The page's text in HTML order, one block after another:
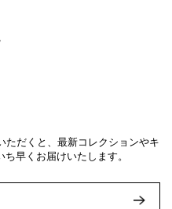
ただくと、最新コレクションやキ
早くお届けいたします。